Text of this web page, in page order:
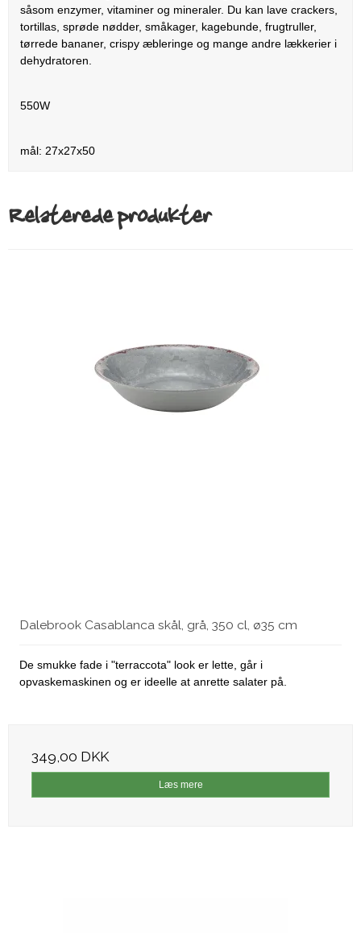
såsom enzymer, vitaminer og mineraler. Du kan lave crackers,
tortillas, sprøde nødder, småkager, kagebunde, frugtruller,
tørrede bananer, crispy æbleringe og mange andre lækkerier i
dehydratoren.
550W
mål: 27x27x50
Relaterede produkter
Dalebrook Casablanca skål, grå, 350 cl, ø35 cm
De smukke fade i "terraccota" look er lette, går i
opvaskemaskinen og er ideelle at anrette salater på.
349,00 DKK
Læs mere